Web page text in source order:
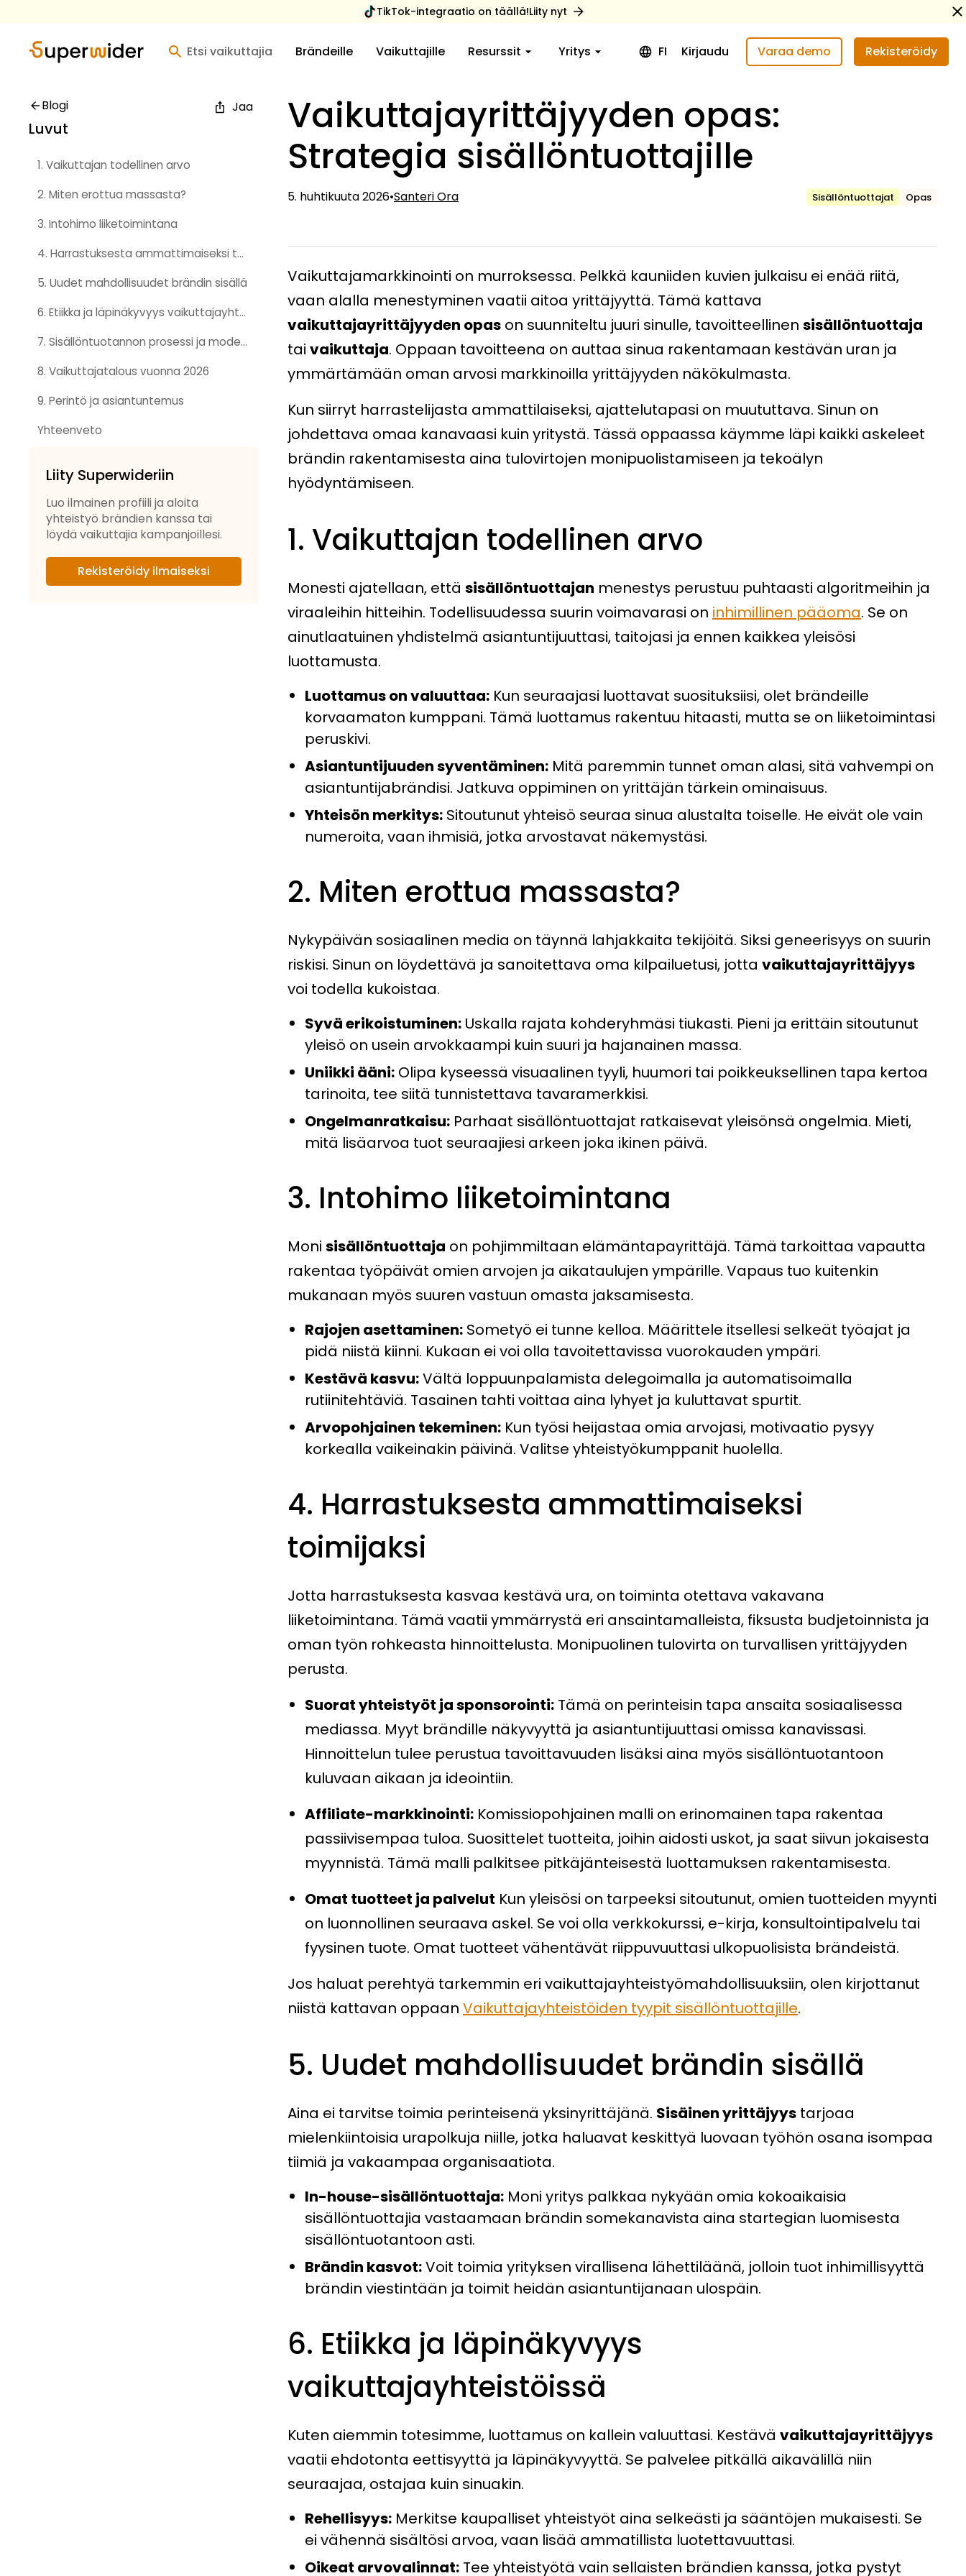
TikTok-integraatio on täällä!Liity nyt
Etsi vaikuttajia Brändeille Vaikuttajille Resurssit Yritys FI Kirjaudu Varaa demo Rekisteröidy
Blogi Jaa
Luvut
1. Vaikuttajan todellinen arvo
2. Miten erottua massasta?
3. Intohimo liiketoimintana
4. Harrastuksesta ammattimaiseksi toimijaksi
5. Uudet mahdollisuudet brändin sisällä
6. Etiikka ja läpinäkyvyys vaikuttajayhteistöissä
7. Sisällöntuotannon prosessi ja modernit työkalut
8. Vaikuttajatalous vuonna 2026
9. Perintö ja asiantuntemus
Yhteenveto
Liity Superwideriin
Luo ilmainen profiili ja aloita
yhteistyö brändien kanssa tai
löydä vaikuttajia kampanjoillesi.
Rekisteröidy ilmaiseksi
Vaikuttajayrittäjyyden opas:
Strategia sisällöntuottajille
5. huhtikuuta 2026•Santeri Ora Sisällöntuottajat Opas
Vaikuttajamarkkinointi on murroksessa. Pelkkä kauniiden kuvien julkaisu ei enää riitä,
vaan alalla menestyminen vaatii aitoa yrittäjyyttä. Tämä kattava
vaikuttajayrittäjyyden opas on suunniteltu juuri sinulle, tavoitteellinen sisällöntuottaja
tai vaikuttaja. Oppaan tavoitteena on auttaa sinua rakentamaan kestävän uran ja
ymmärtämään oman arvosi markkinoilla yrittäjyyden näkökulmasta.
Kun siirryt harrastelijasta ammattilaiseksi, ajattelutapasi on muututtava. Sinun on
johdettava omaa kanavaasi kuin yritystä. Tässä oppaassa käymme läpi kaikki askeleet
brändin rakentamisesta aina tulovirtojen monipuolistamiseen ja tekoälyn
hyödyntämiseen.
1. Vaikuttajan todellinen arvo
Monesti ajatellaan, että sisällöntuottajan menestys perustuu puhtaasti algoritmeihin ja
viraaleihin hitteihin. Todellisuudessa suurin voimavarasi on inhimillinen pääoma. Se on
ainutlaatuinen yhdistelmä asiantuntijuuttasi, taitojasi ja ennen kaikkea yleisösi
luottamusta.
Luottamus on valuuttaa: Kun seuraajasi luottavat suosituksiisi, olet brändeille
korvaamaton kumppani. Tämä luottamus rakentuu hitaasti, mutta se on liiketoimintasi
peruskivi.
Asiantuntijuuden syventäminen: Mitä paremmin tunnet oman alasi, sitä vahvempi on
asiantuntijabrändisi. Jatkuva oppiminen on yrittäjän tärkein ominaisuus.
Yhteisön merkitys: Sitoutunut yhteisö seuraa sinua alustalta toiselle. He eivät ole vain
numeroita, vaan ihmisiä, jotka arvostavat näkemystäsi.
2. Miten erottua massasta?
Nykypäivän sosiaalinen media on täynnä lahjakkaita tekijöitä. Siksi geneerisyys on suurin
riskisi. Sinun on löydettävä ja sanoitettava oma kilpailuetusi, jotta vaikuttajayrittäjyys
voi todella kukoistaa.
Syvä erikoistuminen: Uskalla rajata kohderyhmäsi tiukasti. Pieni ja erittäin sitoutunut
yleisö on usein arvokkaampi kuin suuri ja hajanainen massa.
Uniikki ääni: Olipa kyseessä visuaalinen tyyli, huumori tai poikkeuksellinen tapa kertoa
tarinoita, tee siitä tunnistettava tavaramerkkisi.
Ongelmanratkaisu: Parhaat sisällöntuottajat ratkaisevat yleisönsä ongelmia. Mieti,
mitä lisäarvoa tuot seuraajiesi arkeen joka ikinen päivä.
3. Intohimo liiketoimintana
Moni sisällöntuottaja on pohjimmiltaan elämäntapayrittäjä. Tämä tarkoittaa vapautta
rakentaa työpäivät omien arvojen ja aikataulujen ympärille. Vapaus tuo kuitenkin
mukanaan myös suuren vastuun omasta jaksamisesta.
Rajojen asettaminen: Sometyö ei tunne kelloa. Määrittele itsellesi selkeät työajat ja
pidä niistä kiinni. Kukaan ei voi olla tavoitettavissa vuorokauden ympäri.
Kestävä kasvu:Vältä loppuunpalamista delegoimalla ja automatisoimalla
rutiinitehtäviä. Tasainen tahti voittaa aina lyhyet ja kuluttavat spurtit.
Arvopohjainen tekeminen: Kun työsi heijastaa omia arvojasi, motivaatio pysyy
korkealla vaikeinakin päivinä. Valitse yhteistyökumppanit huolella.
4. Harrastuksesta ammattimaiseksi
toimijaksi
Jotta harrastuksesta kasvaa kestävä ura, on toiminta otettava vakavana
liiketoimintana. Tämä vaatii ymmärrystä eri ansaintamalleista, fiksusta budjetoinnista ja
oman työn rohkeasta hinnoittelusta. Monipuolinen tulovirta on turvallisen yrittäjyyden
perusta.
Suorat yhteistyöt ja sponsorointi: Tämä on perinteisin tapa ansaita sosiaalisessa
mediassa. Myyt brändille näkyvyyttä ja asiantuntijuuttasi omissa kanavissasi.
Hinnoittelun tulee perustua tavoittavuuden lisäksi aina myös sisällöntuotantoon
kuluvaan aikaan ja ideointiin.
Affiliate-markkinointi: Komissiopohjainen malli on erinomainen tapa rakentaa
passiivisempaa tuloa. Suosittelet tuotteita, joihin aidosti uskot, ja saat siivun jokaisesta
myynnistä. Tämä malli palkitsee pitkäjänteisestä luottamuksen rakentamisesta.
Omat tuotteet ja palvelut Kun yleisösi on tarpeeksi sitoutunut, omien tuotteiden myynti
on luonnollinen seuraava askel. Se voi olla verkkokurssi, e-kirja, konsultointipalvelu tai
fyysinen tuote. Omat tuotteet vähentävät riippuvuuttasi ulkopuolisista brändeistä.
Jos haluat perehtyä tarkemmin eri vaikuttajayhteistyömahdollisuuksiin, olen kirjottanut
niistä kattavan oppaan Vaikuttajayhteistöiden tyypit sisällöntuottajille.
5. Uudet mahdollisuudet brändin sisällä
Aina ei tarvitse toimia perinteisenä yksinyrittäjänä. Sisäinen yrittäjyys tarjoaa
mielenkiintoisia urapolkuja niille, jotka haluavat keskittyä luovaan työhön osana isompaa
tiimiä ja vakaampaa organisaatiota.
In-house-sisällöntuottaja: Moni yritys palkkaa nykyään omia kokoaikaisia
sisällöntuottajia vastaamaan brändin somekanavista aina startegian luomisesta
sisällöntuotantoon asti.
Brändin kasvot:Voit toimia yrityksen virallisena lähettiläänä, jolloin tuot inhimillisyyttä
brändin viestintään ja toimit heidän asiantuntijanaan ulospäin.
6. Etiikka ja läpinäkyvyys
vaikuttajayhteistöissä
Kuten aiemmin totesimme, luottamus on kallein valuuttasi. Kestävä vaikuttajayrittäjyys
vaatii ehdotonta eettisyyttä ja läpinäkyvyyttä. Se palvelee pitkällä aikavälillä niin
seuraajaa, ostajaa kuin sinuakin.
Rehellisyys: Merkitse kaupalliset yhteistyöt aina selkeästi ja sääntöjen mukaisesti. Se
ei vähennä sisältösi arvoa, vaan lisää ammatillista luotettavuuttasi.
Oikeat arvovalinnat: Tee yhteistyötä vain sellaisten brändien kanssa, jotka pystyt